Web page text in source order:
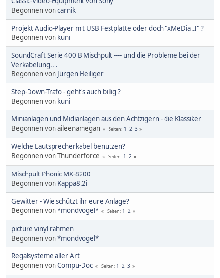
Begonnen voncarnik
Projekt Audio-Player mit USB Festplatte oder doch "xMeDia II" ?
Begonnen von kuni
SoundCraft Serie 400 B Mischpult ---- und die Probleme bei der
Verkabelung....
Begonnen von Jürgen Heiliger
Step-Down-Trafo - geht's auch billig ?
Begonnen von kuni
Minianlagen und Midianlagen aus den Achtzigern - die Klassiker
Begonnen von aileenamegan
Seiten 1 2 3
Welche Lautsprecherkabel benutzen?
Begonnen von Thunderforce
Seiten 1 2
Mischpult Phonic MX-8200
Begonnen von Kappa8.2i
Gewitter - Wie schützt ihr eure Anlage?
Begonnen von*mondvogel* Seiten 1 2
picture vinyl rahmen
Begonnen von*mondvogel*
Regalsysteme aller Art
Begonnen vonCompu-Doc Seiten 1 2 3